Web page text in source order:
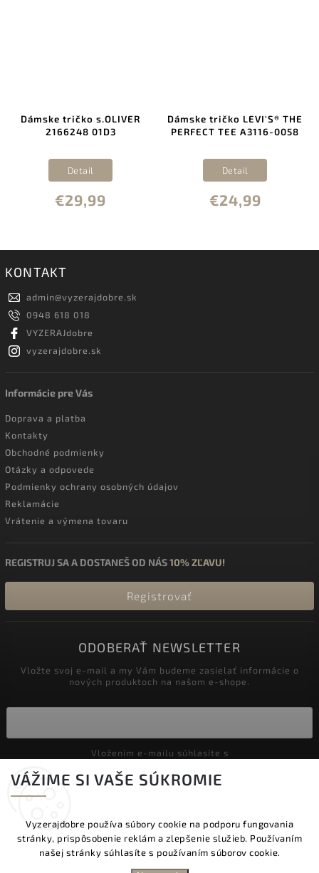
VÁŽIME SI VAŠE SÚKROMIE
Vyzerajdobre používa súbory cookie na podporu fungovania
stránky, prispôsobenie reklám a zlepšenie služieb. Používaním
našej stránky súhlasíte s používaním súborov cookie.
Dámske tričko s.OLIVER
2166248 01D3
€29,99
Detail
Dámske tričko LEVI'S® THE
PERFECT TEE A3116-0058
€24,99
Detail
KONTAKT
admin@vyzerajdobre.sk
0948 618 018
VYZERAJdobre
vyzerajdobre.sk
Informácie pre Vás
Doprava a platba
Kontakty
Obchodné podmienky
Otázky a odpovede
Podmienky ochrany osobných údajov
Reklamácie
Vrátenie a výmena tovaru
REGISTRUJ SA A DOSTANEŠ OD NÁS10% ZĽAVU!
Registrovať
ODOBERAŤ NEWSLETTER
Vložte svoj e-mail a my Vám budeme zasielať informácie o
nových produktoch na našom e-shope.
Copyright 2026Vyzeraj dobre. Všetky práva vyhradené.
Upraviť nastavenie cookies